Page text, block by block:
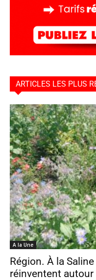
ARTICLES LES PLUS
A la Une
Région. À la
réinventent autour